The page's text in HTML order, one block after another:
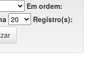
Em ordem:
Registro(s):